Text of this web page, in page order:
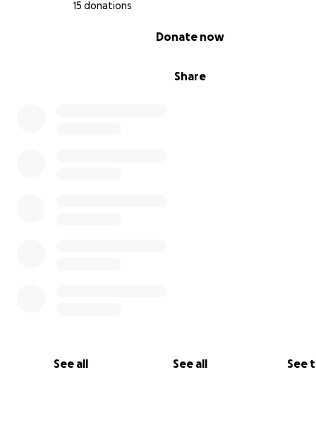
15 donations
Share
Donate now
See all See all See
delle altre vadano bene”. Questo rafforza il senso di